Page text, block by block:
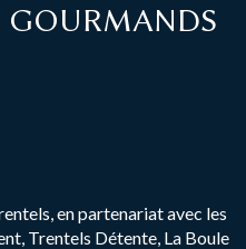
GOURMANDS
en partenariat avec les
Trentels Détente, La Boule